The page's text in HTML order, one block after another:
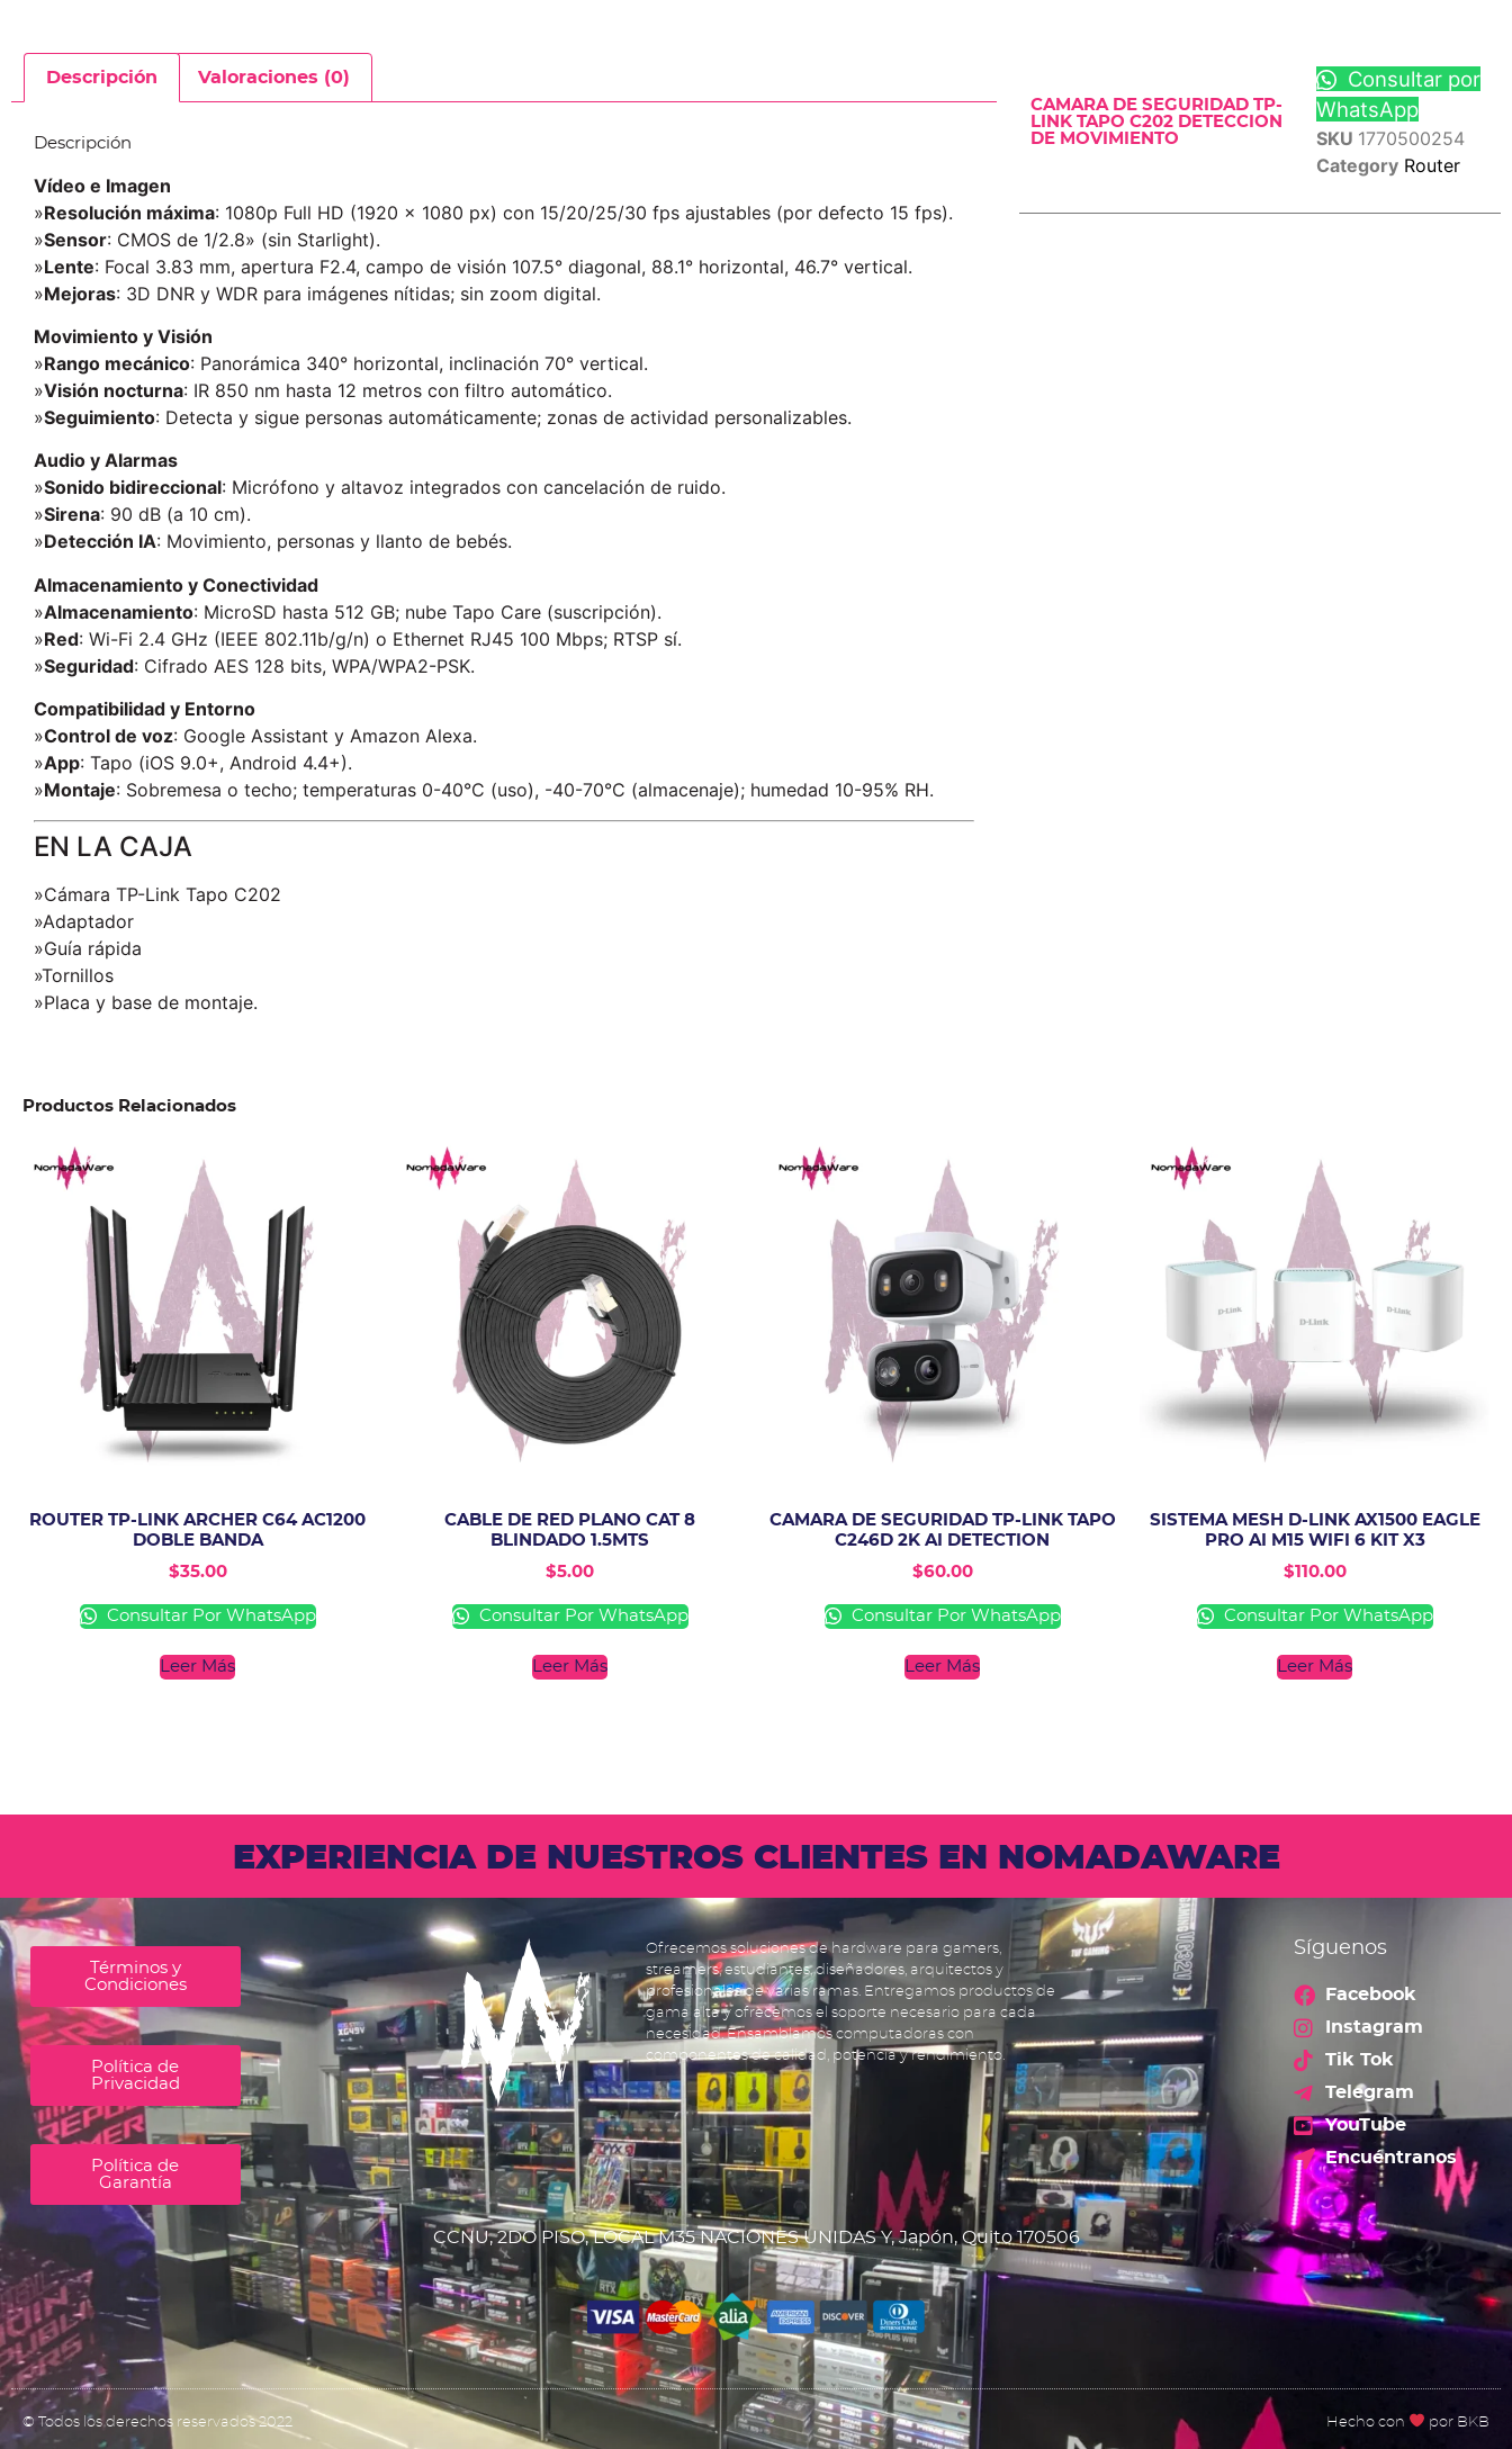
Descripción Valoraciones (0)
Descripción
Vídeo e Imagen
»Resolución máxima: 1080p Full HD (1920 × 1080 px) con 15/20/25/30 fps ajustables (por defecto 15 fps).​
»Sensor: CMOS de 1/2.8» (sin Starlight).​
»Lente: Focal 3.83 mm, apertura F2.4, campo de visión 107.5° diagonal, 88.1° horizontal, 46.7° vertical.​
»Mejoras: 3D DNR y WDR para imágenes nítidas; sin zoom digital.​
Movimiento y Visión
»Rango mecánico: Panorámica 340° horizontal, inclinación 70° vertical.​
»Visión nocturna: IR 850 nm hasta 12 metros con filtro automático.​
»Seguimiento: Detecta y sigue personas automáticamente; zonas de actividad personalizables.​
Audio y Alarmas
»Sonido bidireccional: Micrófono y altavoz integrados con cancelación de ruido.​
»Sirena: 90 dB (a 10 cm).​
»Detección IA: Movimiento, personas y llanto de bebés.
Almacenamiento y Conectividad
»Almacenamiento: MicroSD hasta 512 GB; nube Tapo Care (suscripción).​
»Red: Wi-Fi 2.4 GHz (IEEE 802.11b/g/n) o Ethernet RJ45 100 Mbps; RTSP sí.​
»Seguridad: Cifrado AES 128 bits, WPA/WPA2-PSK.​
Compatibilidad y Entorno
»Control de voz: Google Assistant y Amazon Alexa.​
»App: Tapo (iOS 9.0+, Android 4.4+).​
»Montaje: Sobremesa o techo; temperaturas 0-40°C (uso), -40-70°C (almacenaje); humedad 10-95% RH.​
EN LA CAJA
»Cámara TP-Link Tapo C202
»Adaptador
»Guía rápida
»Tornillos
»Placa y base de montaje.
CAMARA DE SEGURIDAD TP-
LINK TAPO C202 DETECCION
DE MOVIMIENTO
Consultar por
WhatsApp
SKU 1770500254
Category Router
Productos Relacionados
ROUTER TP-LINK ARCHER C64 AC1200
DOBLE BANDA
$35.00
Consultar Por WhatsApp
Leer Más
CABLE DE RED PLANO CAT 8
BLINDADO 1.5MTS
$5.00
Consultar Por WhatsApp
Leer Más
CAMARA DE SEGURIDAD TP-LINK TAPO
C246D 2K AI DETECTION
$60.00
Consultar Por WhatsApp
Leer Más
SISTEMA MESH D-LINK AX1500 EAGLE
PRO AI M15 WIFI 6 KIT X3
$110.00
Consultar Por WhatsApp
Leer Más
EXPERIENCIA DE NUESTROS CLIENTES EN NOMADAWARE
Términos y
Condiciones
Política de
Privacidad
Política de
Garantía
Ofrecemos soluciones de hardware para gamers,
streamers, estudiantes, diseñadores, arquitectos y
profesionales de varias ramas. Entregamos productos de
gama alta y ofrecemos el soporte necesario para cada
necesidad. Ensamblamos computadoras con
componentes de calidad, potencia y rendimiento.
Síguenos
Facebook
Instagram
Tik Tok
Telegram
YouTube
Encuéntranos
CCNU, 2DO PISO, LOCAL M35 NACIONES UNIDAS Y, Japón, Quito 170506
© Todos los derechos reservados 2022 Hecho con por BKB​​